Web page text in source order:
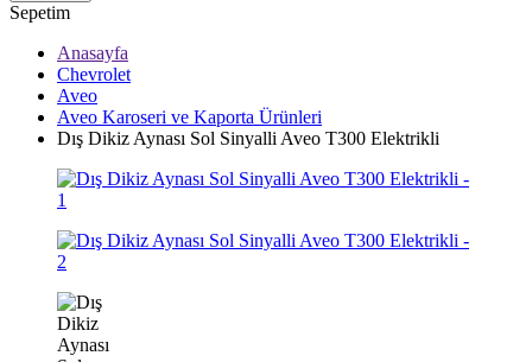
Sepetim
Anasayfa
Chevrolet
Aveo
Aveo Karoseri ve Kaporta Ürünleri
Dış Dikiz Aynası Sol Sinyalli Aveo T300 Elektrikli